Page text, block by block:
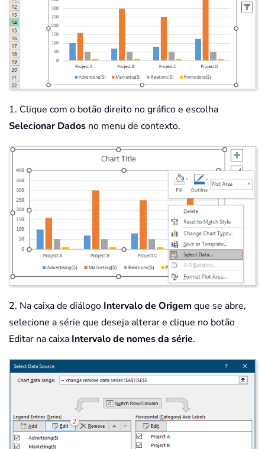
1. Clique com o botão direito no gráfico e escolha
Selecionar Dados no menu de contexto.
2. Na caixa de diálogo Intervalo de Origem que se abre,
selecione a série que deseja alterar e clique no botão
Editar na caixa Intervalo de nomes da série.